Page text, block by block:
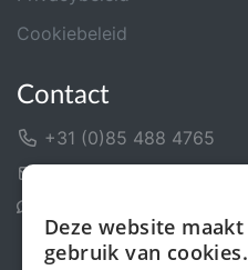
Cookiebeleid
Contact
+31 (0)85 488 4765
Deze website maakt
gebruik van cookies.